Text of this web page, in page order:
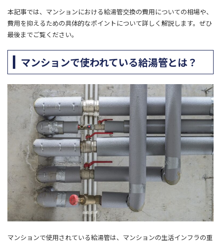
本記事では、マンションにおける給湯管交換の費用についての相場や、
費用を抑えるための具体的なポイントについて詳しく解説します。ぜひ
最後までご覧ください。
マンションで使われている給湯管とは？
マンションで使用されている給湯管は、マンションの生活インフラの重